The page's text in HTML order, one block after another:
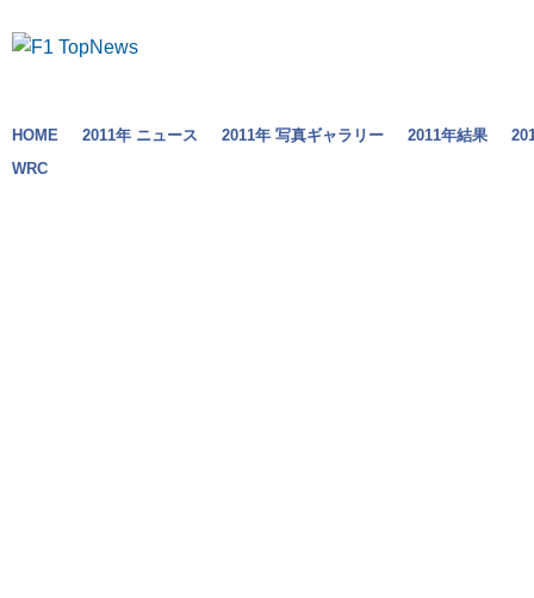
HOME 2011年 ニュース 2011年 写真ギャラリー 2011年結果
WRC